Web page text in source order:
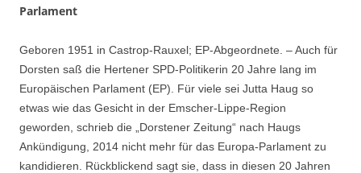
Parlament
Geboren 1951 in Castrop-Rauxel; EP-Abgeordnete. – Auch für
Dorsten saß die Hertener SPD-Politikerin 20 Jahre lang im
Europäischen Parlament (EP). Für viele sei Jutta Haug so
etwas wie das Gesicht in der Emscher-Lippe-Region
geworden, schrieb die „Dorstener Zeitung“ nach Haugs
Ankündigung, 2014 nicht mehr für das Europa-Parlament zu
kandidieren. Rückblickend sagt sie, dass in diesen 20 Jahren